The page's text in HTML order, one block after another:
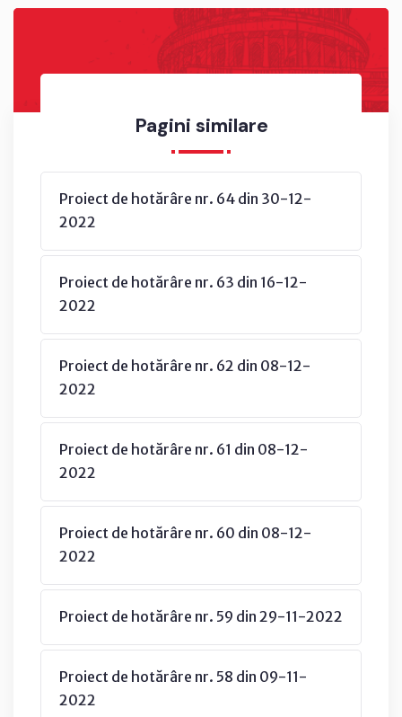
Pagini similare
Proiect de hotărâre nr. 64 din 30-12-
2022
Proiect de hotărâre nr. 63 din 16-12-
2022
Proiect de hotărâre nr. 62 din 08-12-
2022
Proiect de hotărâre nr. 61 din 08-12-
2022
Proiect de hotărâre nr. 60 din 08-12-
2022
Proiect de hotărâre nr. 59 din 29-11-2022
Proiect de hotărâre nr. 58 din 09-11-
2022